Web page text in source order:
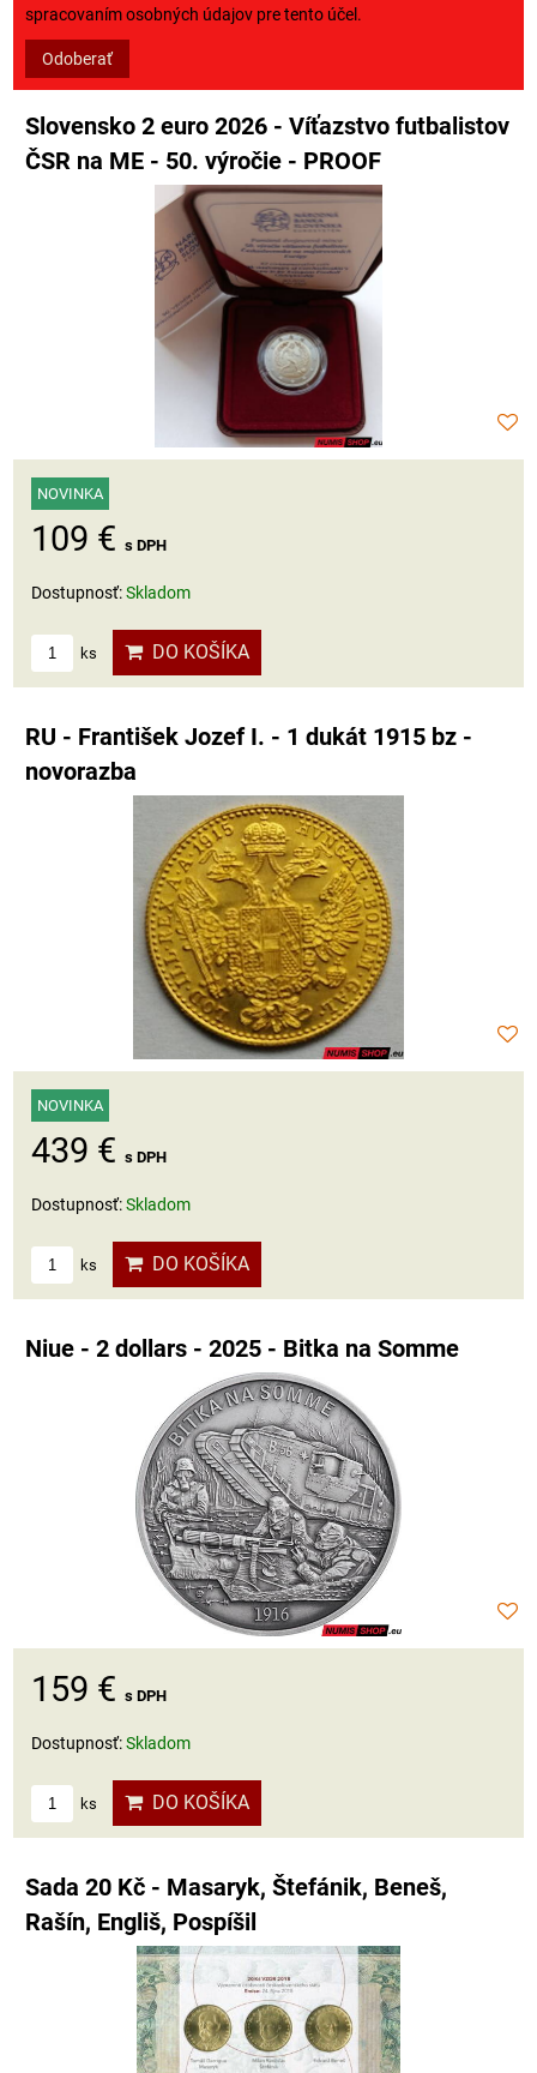
spracovaním osobných údajov pre tento účel.
Odoberať
Slovensko 2 euro 2026 - Víťazstvo futbalistov
ČSR na ME - 50. výročie - PROOF
NOVINKA
109 € s DPH
Dostupnosť:Skladom
ks DO KOŠÍKA
RU - František Jozef I. - 1 dukát 1915 bz -
novorazba
NOVINKA
439 € s DPH
Dostupnosť:Skladom
ks DO KOŠÍKA
Niue - 2 dollars - 2025 - Bitka na Somme
159 € s DPH
Dostupnosť:Skladom
ks DO KOŠÍKA
Sada 20 Kč - Masaryk, Štefánik, Beneš,
Rašín, Engliš, Pospíšil